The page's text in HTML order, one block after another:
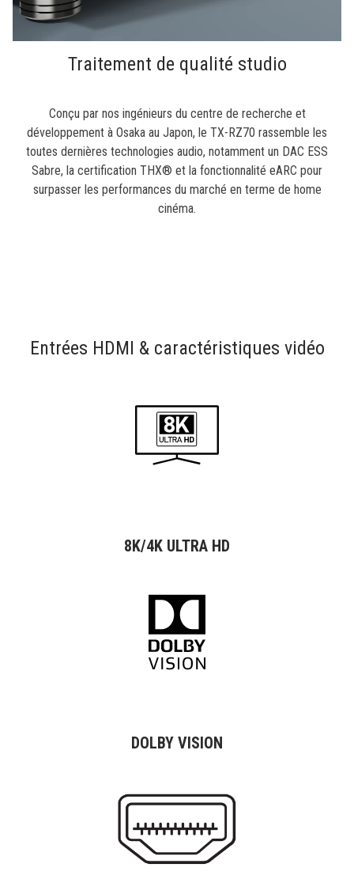
Traitement de qualité studio
Conçu par nos ingénieurs du centre de recherche et
développement à Osaka au Japon, le TX-RZ70 rassemble les
toutes dernières technologies audio, notamment un DAC ESS
Sabre, la certification THX® et la fonctionnalité eARC pour
surpasser les performances du marché en terme de home
cinéma.
Entrées HDMI & caractéristiques vidéo
8K/4K ULTRA HD
DOLBY VISION